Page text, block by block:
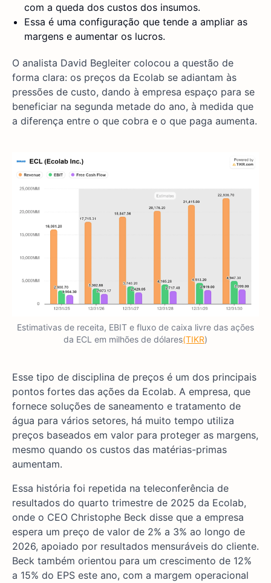
com a queda dos custos dos insumos.
Essa é uma configuração que tende a ampliar as
margens e aumentar os lucros.
O analista David Begleiter colocou a questão de
forma clara: os preços da Ecolab se adiantam às
pressões de custo, dando à empresa espaço para se
beneficiar na segunda metade do ano, à medida que
a diferença entre o que cobra e o que paga aumenta.
Estimativas de receita, EBIT e fluxo de caixa livre das ações
da ECL em milhões de dólares(TIKR)
Esse tipo de disciplina de preços é um dos principais
pontos fortes das ações da Ecolab. A empresa, que
fornece soluções de saneamento e tratamento de
água para vários setores, há muito tempo utiliza
preços baseados em valor para proteger as margens,
mesmo quando os custos das matérias-primas
aumentam.
Essa história foi repetida na teleconferência de
resultados do quarto trimestre de 2025 da Ecolab,
onde o CEO Christophe Beck disse que a empresa
espera um preço de valor de 2% a 3% ao longo de
2026, apoiado por resultados mensuráveis do cliente.
Beck também orientou para um crescimento de 12%
a 15% do EPS este ano, com a margem operacional